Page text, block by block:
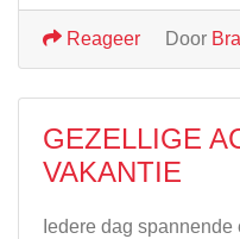
Door
Reageer
GEZELLIGE
VAKANTIE
Iedere dag